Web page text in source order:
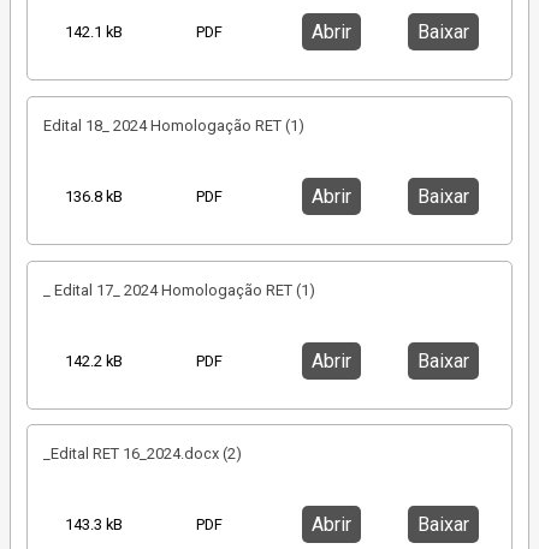
142.1 kB PDF Abrir Baixar
Edital 18_ 2024 Homologação RET (1)
136.8 kB PDF Abrir Baixar
_ Edital 17_ 2024 Homologação RET (1)
142.2 kB PDF Abrir Baixar
_Edital RET 16_2024.docx (2)
143.3 kB PDF Abrir Baixar